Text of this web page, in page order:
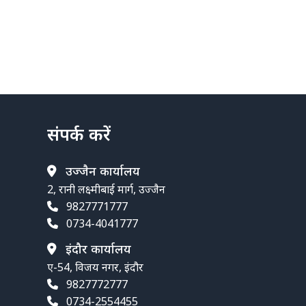
संपर्क करें
उज्जैन कार्यालय
2, रानी लक्ष्मीबाई मार्ग, उज्जैन
9827771777
0734-4041777
इंदौर कार्यालय
ए-54, विजय नगर, इंदौर
9827772777
0734-2554455